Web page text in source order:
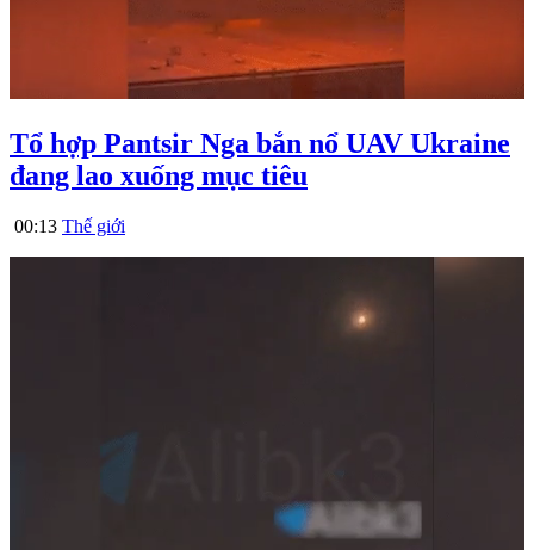
Tổ hợp Pantsir Nga bắn nổ UAV Ukraine
đang lao xuống mục tiêu
00:13 Thế giới